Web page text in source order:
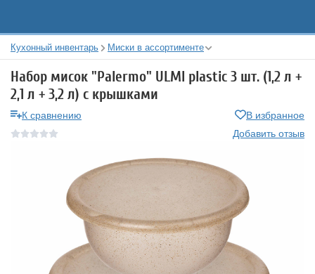
Кухонный инвентарь Миски в ассортименте
Набор мисок "Palermo" ULMI plastic 3 шт. (1,2 л +
2,1 л + 3,2 л) с крышками
К сравнению
В избранное
Добавить отзыв